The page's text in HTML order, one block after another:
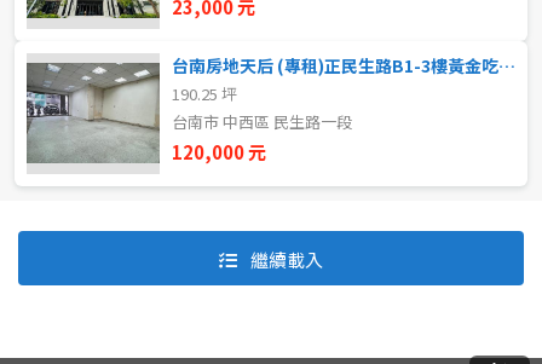
預設排序
價格從高到低
安定區
23,000 元
台南房地天后 (專租)正民生路B1-3樓黃金吃市店面
190.25 坪
台南市 中西區 民生路一段
120,000 元
繼續載入